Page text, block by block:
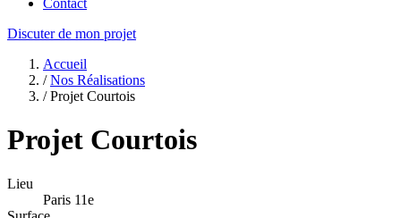
Contact
Discuter de mon projet
Accueil
/ Nos Réalisations
/ Projet Courtois
Projet Courtois
Lieu
Paris 11e